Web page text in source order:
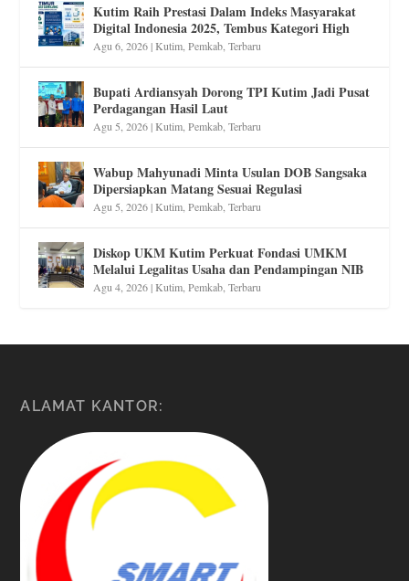
Kutim Raih Prestasi Dalam Indeks Masyarakat
Digital Indonesia 2025, Tembus Kategori High
Agu 6, 2026|Kutim ,Pemkab ,Terbaru
Bupati Ardiansyah Dorong TPI Kutim Jadi Pusat
Perdagangan Hasil Laut
Agu 5, 2026|Kutim ,Pemkab ,Terbaru
Wabup Mahyunadi Minta Usulan DOB Sangsaka
Dipersiapkan Matang Sesuai Regulasi
Agu 5, 2026|Kutim ,Pemkab ,Terbaru
Diskop UKM Kutim Perkuat Fondasi UMKM
Melalui Legalitas Usaha dan Pendampingan NIB
Agu 4, 2026|Kutim ,Pemkab ,Terbaru
ALAMAT KANTOR: